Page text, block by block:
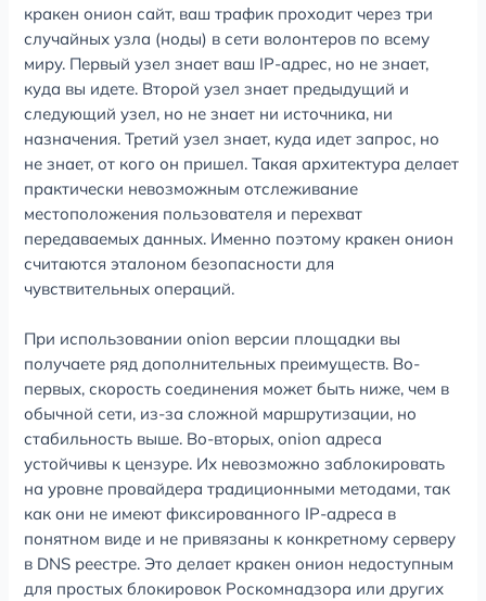
кракен онион сайт, ваш трафик проходит через три
случайных узла (ноды) в сети волонтеров по всему
миру. Первый узел знает ваш IP-адрес, но не знает,
куда вы идете. Второй узел знает предыдущий и
следующий узел, но не знает ни источника, ни
назначения. Третий узел знает, куда идет запрос, но
не знает, от кого он пришел. Такая архитектура делает
практически невозможным отслеживание
местоположения пользователя и перехват
передаваемых данных. Именно поэтому кракен онион
считаются эталоном безопасности для
чувствительных операций.
При использовании onion версии площадки вы
получаете ряд дополнительных преимуществ. Во-
первых, скорость соединения может быть ниже, чем в
обычной сети, из-за сложной маршрутизации, но
стабильность выше. Во-вторых, onion адреса
устойчивы к цензуре. Их невозможно заблокировать
на уровне провайдера традиционными методами, так
как они не имеют фиксированного IP-адреса в
понятном виде и не привязаны к конкретному серверу
в DNS реестре. Это делает кракен онион недоступным
для простых блокировок Роскомнадзора или других